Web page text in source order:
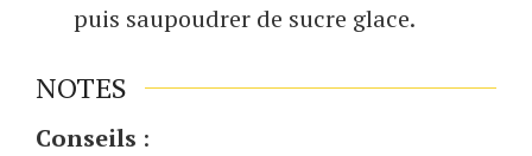
puis saupoudrer de sucre glace.
NOTES
Conseils :